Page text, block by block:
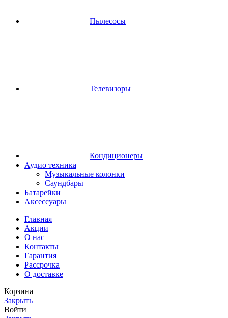
Пылесосы
Телевизоры
Кондиционеры
Аудио техника
Музыкальные колонки
Саундбары
Батарейки
Аксессуары
Главная
Акции
О нас
Контакты
Гарантия
Рассрочка
О доставке
Корзина
Закрыть
Войти